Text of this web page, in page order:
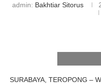
admin: Bakhtiar Sitorus
SURABAYA, TEROPONG –